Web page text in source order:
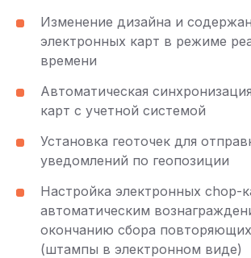
Изменение дизайна и
электронных карт в режиме
времени
Автоматическая
карт с учетной системой
Установка геоточек для
уведомлений по геопозиции
Настройка электронных chop-
автоматическим
окончанию сбора
(штампы в электронном виде)